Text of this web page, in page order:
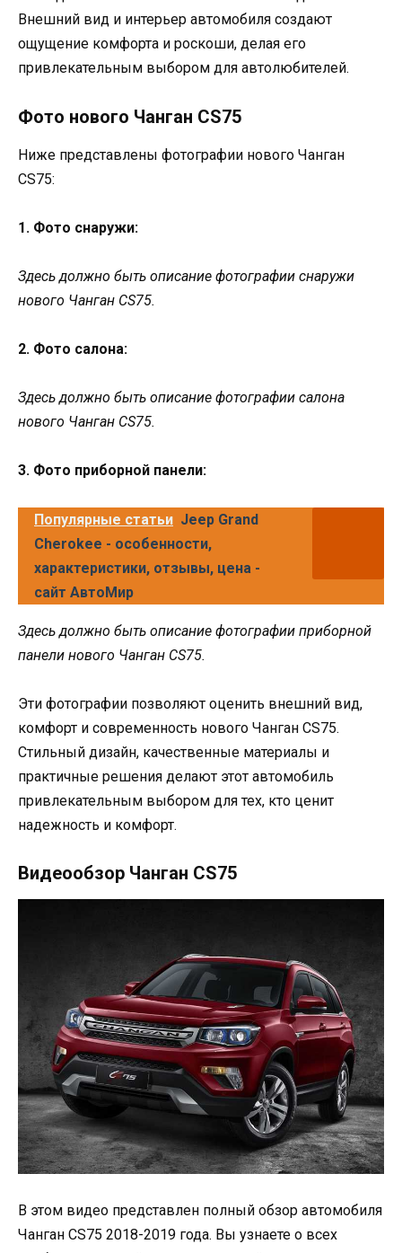
Внешний вид и интерьер автомобиля создают
ощущение комфорта и роскоши, делая его
привлекательным выбором для автолюбителей.
Фото нового Чанган CS75
Ниже представлены фотографии нового Чанган
CS75:
1. Фото снаружи:
Здесь должно быть описание фотографии снаружи
нового Чанган CS75.
2. Фото салона:
Здесь должно быть описание фотографии салона
нового Чанган CS75.
3. Фото приборной панели:
Популярные статьи Jeep Grand
Cherokee - особенности,
характеристики, отзывы, цена -
сайт АвтоМир
Здесь должно быть описание фотографии приборной
панели нового Чанган CS75.
Эти фотографии позволяют оценить внешний вид,
комфорт и современность нового Чанган CS75.
Стильный дизайн, качественные материалы и
практичные решения делают этот автомобиль
привлекательным выбором для тех, кто ценит
надежность и комфорт.
Видеообзор Чанган CS75
В этом видео представлен полный обзор автомобиля
Чанган CS75 2018-2019 года. Вы узнаете о всех